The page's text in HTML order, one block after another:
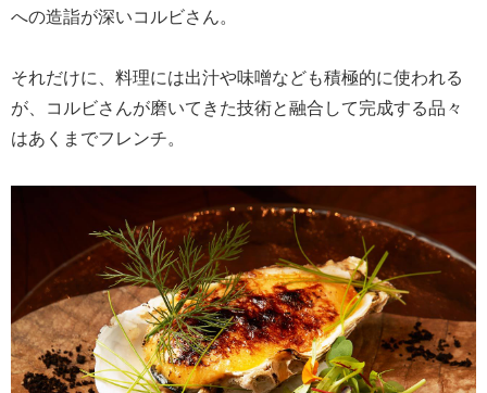
への造詣が深いコルビさん。
それだけに、料理には出汁や味噌なども積極的に使われる
が、コルビさんが磨いてきた技術と融合して完成する品々
はあくまでフレンチ。